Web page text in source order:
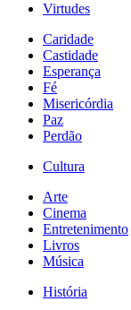
Virtudes
Caridade
Castidade
Esperança
Fé
Misericórdia
Paz
Perdão
Cultura
Arte
Cinema
Entretenimento
Livros
Música
História